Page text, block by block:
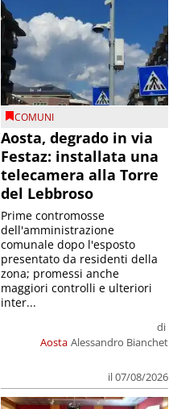
COMUNI
Aosta, degrado in via
Festaz: installata una
telecamera alla Torre
del Lebbroso
Aosta
di
Alessandro Bianchet
il 07/08/2026
Prime contromosse
dell'amministrazione
comunale dopo l'esposto
presentato da residenti della
zona; promessi anche
maggiori controlli e ulteriori
inter...